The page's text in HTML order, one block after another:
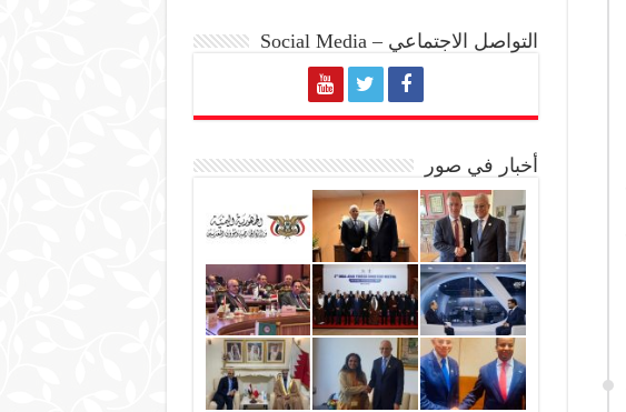
التواصل الاجتماعي – Social Media
أخبار في صور